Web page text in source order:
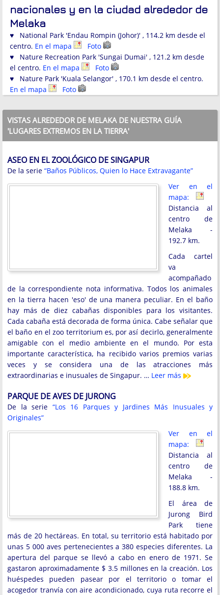
nacionales y en la ciudad alrededor de
Melaka
♥ National Park 'Endau Rompin (Johor)' , 114.2 km desde el
centro. En el mapa
Foto
♥ Nature Recreation Park 'Sungai Dumai' , 121.2 km desde
el centro. En el mapa
Foto
♥ Nature Park 'Kuala Selangor' , 170.1 km desde el centro.
En el mapa
Foto
VISTAS ALREDEDOR DE MELAKA DE NUESTRA GUÍA
'LUGARES EXTREMOS EN LA TIERRA'
ASEO EN EL ZOOLÓGICO DE SINGAPUR
De la serie “Baños Públicos, Quien lo Hace Extravagante”
Ver en el
mapa:
Distancia al
centro de
Melaka -
192.7 km.
Cada cartel
va
acompañado
de la correspondiente nota informativa. Todos los animales
en la tierra hacen 'eso' de una manera peculiar. En el baño
hay más de diez cabañas disponibles para los visitantes.
Cada cabaña está decorada de forma única. Cabe señalar que
el baño en el zoo territorium es, por así decirlo, generalmente
amigable con el medio ambiente en el mundo. Por esta
importante característica, ha recibido varios premios varias
veces y se considera una de las atracciones más
extraordinarias e inusuales de Singapur. … Leer más
PARQUE DE AVES DE JURONG
De la serie “Los 16 Parques y Jardines Más Inusuales y
Originales”
Ver en el
mapa:
Distancia al
centro de
Melaka -
188.8 km.
El área de
Jurong Bird
Park tiene
más de 20 hectáreas. En total, su territorio está habitado por
unas 5 000 aves pertenecientes a 380 especies diferentes. La
apertura del parque se llevó a cabo en enero de 1971. Se
gastaron aproximadamente $ 3.5 millones en la creación. Los
huéspedes pueden pasear por el territorio o tomar el
acogedor tranvía con aire acondicionado, cuya ruta recorre el